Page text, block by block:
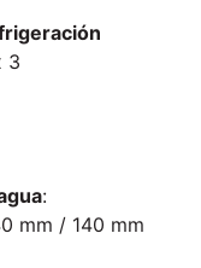
3
:
mm / 140 mm